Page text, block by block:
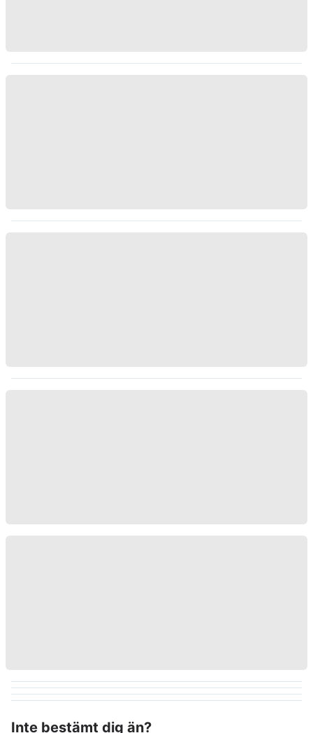
Inte bestämt dig än?